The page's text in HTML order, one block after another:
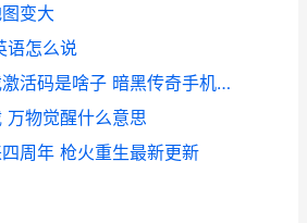
变大
语怎么说
暗黑传奇手机游戏激活码是啥子 暗黑传奇手机游戏怎么玩
万物觉醒什么意思
四周年 枪火重生最新更新